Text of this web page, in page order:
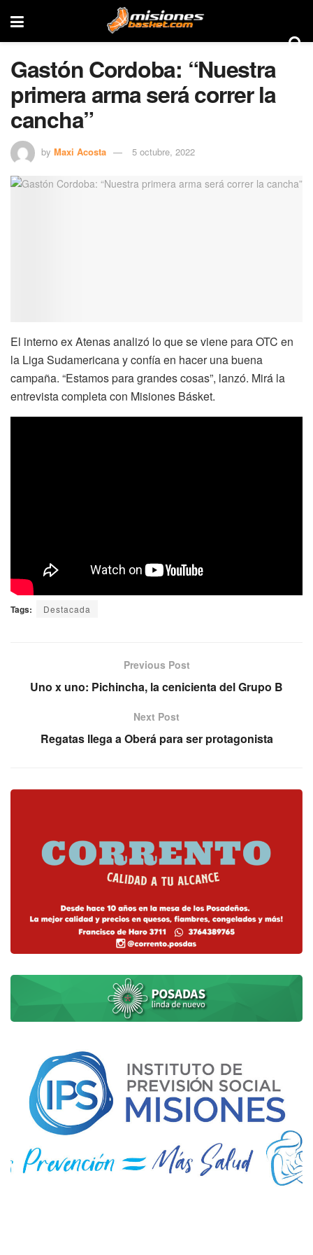
Gastón Cordoba: “Nuestra
primera arma será correr la
cancha”
by Maxi Acosta 5 octubre, 2022
El interno ex Atenas analizó lo que se viene para OTC en
la Liga Sudamericana y confía en hacer una buena
campaña. “Estamos para grandes cosas”, lanzó. Mirá la
entrevista completa con Misiones Básket.
Tags: Destacada
Previous Post
Uno x uno: Pichincha, la cenicienta del Grupo B
Next Post
Regatas llega a Oberá para ser protagonista